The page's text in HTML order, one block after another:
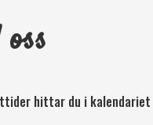
hittar du i kalendariet